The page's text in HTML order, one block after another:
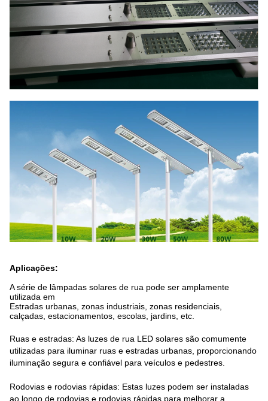
Aplicações:
A série de lâmpadas solares de rua pode ser amplamente
utilizada em
Estradas urbanas, zonas industriais, zonas residenciais,
calçadas, estacionamentos, escolas, jardins, etc.
Ruas e estradas: As luzes de rua LED solares são comumente
utilizadas para iluminar ruas e estradas urbanas, proporcionando
iluminação segura e confiável para veículos e pedestres.
Rodovias e rodovias rápidas: Estas luzes podem ser instaladas
ao longo de rodovias e rodovias rápidas para melhorar a